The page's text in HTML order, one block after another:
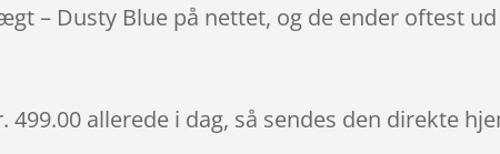
– Dusty Blue på nettet, og de ender oftest
499.00 allerede i dag, så sendes den direkte